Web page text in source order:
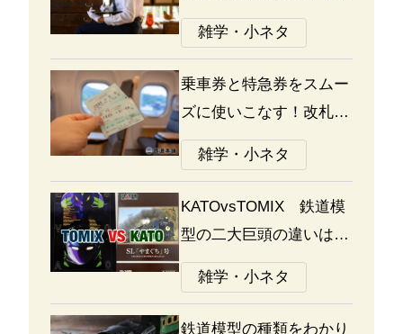
る選び方のポイント
雑学・小ネタ
乗車券と特急券をスムー
ズに使いこなす！改札の
通り方ガイド
雑学・小ネタ
KATOvsTOMIX 鉄道模
型の二大巨頭の違いは何
か？あなたはどっち派？
雑学・小ネタ
鉄道模型の種類をわかり